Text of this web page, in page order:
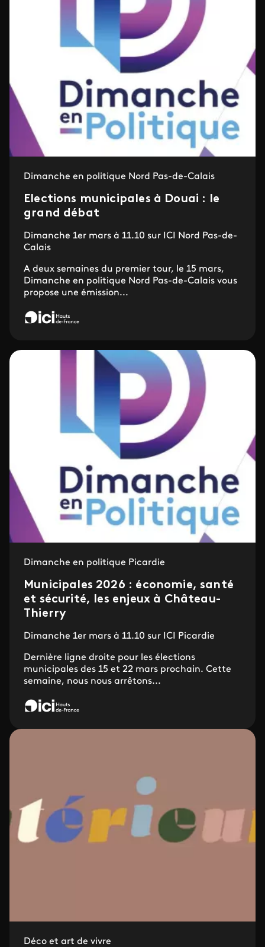
Dimanche en politique Nord Pas-de-Calais
Elections municipales à Douai : le
grand débat
Dimanche 1er mars à 11.10 sur ICI Nord Pas-de-
Calais
A deux semaines du premier tour, le 15 mars,
Dimanche en politique Nord Pas-de-Calais vous
propose une émission...
Dimanche en politique Picardie
Municipales 2026 : économie, santé
et sécurité, les enjeux à Château-
Thierry
Dimanche 1er mars à 11.10 sur ICI Picardie
Dernière ligne droite pour les élections
municipales des 15 et 22 mars prochain. Cette
semaine, nous nous arrêtons...
Déco et art de vivre